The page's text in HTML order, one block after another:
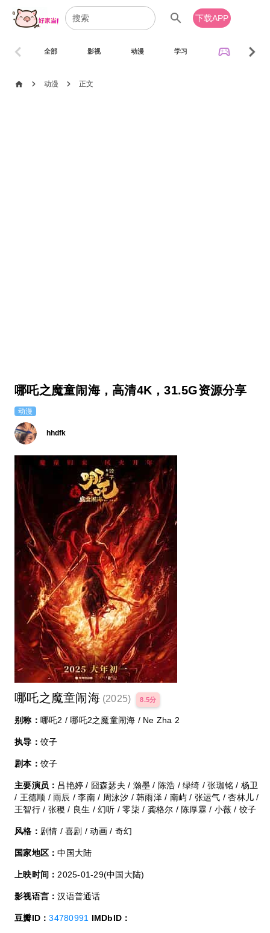
search 下载APP
全部 影视 动漫 学习 sports_esports
chevron_left chevron_right
home chevron_right 动漫 chevron_right 正文
哪吒之魔童闹海，高清4K，31.5G资源分享
动漫
hhdfk
哪吒之魔童闹海 (2025) 8.5分
别称： 哪吒2 / 哪吒2之魔童闹海 / Ne Zha 2
执导： 饺子
剧本： 饺子
主要演员： 吕艳婷 / 囧森瑟夫 / 瀚墨 / 陈浩 / 绿绮 / 张珈铭 / 杨卫
/ 王德顺 / 雨辰 / 李南 / 周泳汐 / 韩雨泽 / 南屿 / 张运气 / 杏林儿 /
王智行 / 张稷 / 良生 / 幻听 / 零柒 / 龚格尔 / 陈厚霖 / 小薇 / 饺子
风格： 剧情 / 喜剧 / 动画 / 奇幻
国家地区：中国大陆
上映时间： 2025-01-29(中国大陆)
影视语言：汉语普通话
豆瓣ID：34780991 IMDbID：